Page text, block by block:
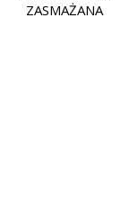
ZASMAŻANA